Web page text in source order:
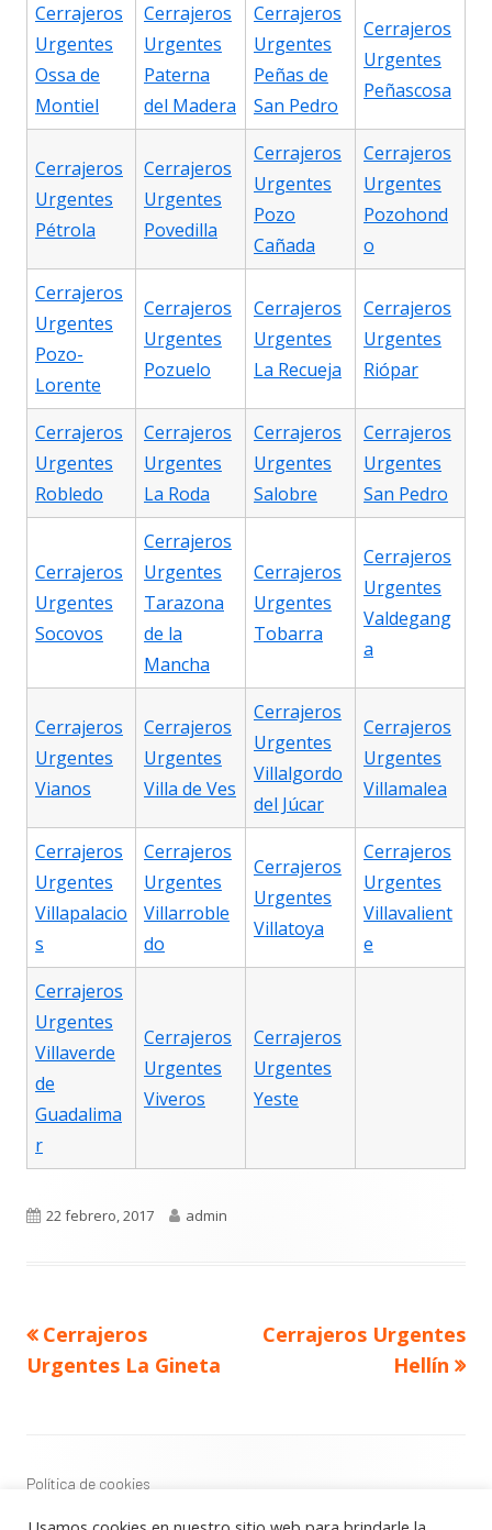
Cerrajeros
Urgentes
Ossa de
Montiel
Cerrajeros
Urgentes
Paterna
del Madera
Cerrajeros
Urgentes
Peñas de
San Pedro
Cerrajeros
Urgentes
Peñascosa
Cerrajeros
Urgentes
Pétrola
Cerrajeros
Urgentes
Povedilla
Cerrajeros
Urgentes
Pozo
Cañada
Cerrajeros
Urgentes
Pozohond
o
Cerrajeros
Urgentes
Pozo-
Lorente
Cerrajeros
Urgentes
Pozuelo
Cerrajeros
Urgentes
La Recueja
Cerrajeros
Urgentes
Riópar
Cerrajeros
Urgentes
Robledo
Cerrajeros
Urgentes
La Roda
Cerrajeros
Urgentes
Salobre
Cerrajeros
Urgentes
San Pedro
Cerrajeros
Urgentes
Socovos
Cerrajeros
Urgentes
Tarazona
de la
Mancha
Cerrajeros
Urgentes
Tobarra
Cerrajeros
Urgentes
Valdegang
a
Cerrajeros
Urgentes
Vianos
Cerrajeros
Urgentes
Villa de Ves
Cerrajeros
Urgentes
Villalgordo
del Júcar
Cerrajeros
Urgentes
Villamalea
Cerrajeros
Urgentes
Villapalacio
s
Cerrajeros
Urgentes
Villarroble
do
Cerrajeros
Urgentes
Villatoya
Cerrajeros
Urgentes
Villavalient
e
Cerrajeros
Urgentes
Villaverde
de
Guadalima
r
Cerrajeros
Urgentes
Viveros
Cerrajeros
Urgentes
Yeste
Publicado
22 febrero, 2017 Autor
admin
Navegación
de
entradas
Artículo
anterior
Cerrajeros
Urgentes La Gineta
Artículo
Cerrajeros Urgentes
Hellín
Footer
Política de cookies